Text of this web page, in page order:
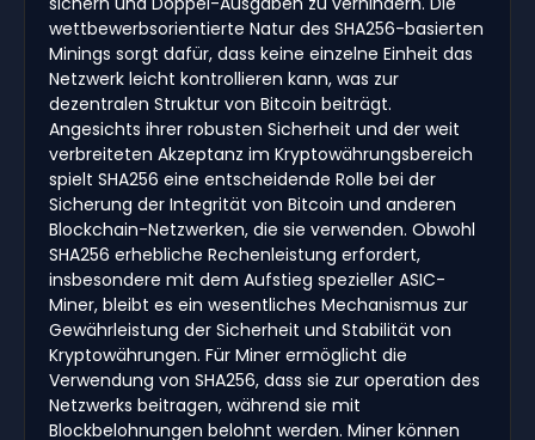
wettbewerbsorientierte Natur des SHA256-basierten
Minings sorgt dafür, dass keine einzelne Einheit das
Netzwerk leicht kontrollieren kann, was zur
dezentralen Struktur von Bitcoin beiträgt.
Angesichts ihrer robusten Sicherheit und der weit
verbreiteten Akzeptanz im Kryptowährungsbereich
spielt SHA256 eine entscheidende Rolle bei der
Sicherung der Integrität von Bitcoin und anderen
Blockchain-Netzwerken, die sie verwenden. Obwohl
SHA256 erhebliche Rechenleistung erfordert,
insbesondere mit dem Aufstieg spezieller ASIC-
Miner, bleibt es ein wesentliches Mechanismus zur
Gewährleistung der Sicherheit und Stabilität von
Kryptowährungen. Für Miner ermöglicht die
Verwendung von SHA256, dass sie zur operation des
Netzwerks beitragen, während sie mit
Blockbelohnungen belohnt werden. Miner können